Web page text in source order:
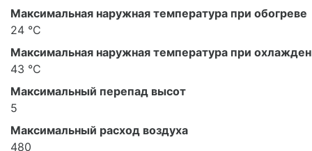
Максимальная наружная температура при обогреве
24 °С
Максимальная наружная температура при
43 °С
Максимальный перепад высот
5
Максимальный расход воздуха
480